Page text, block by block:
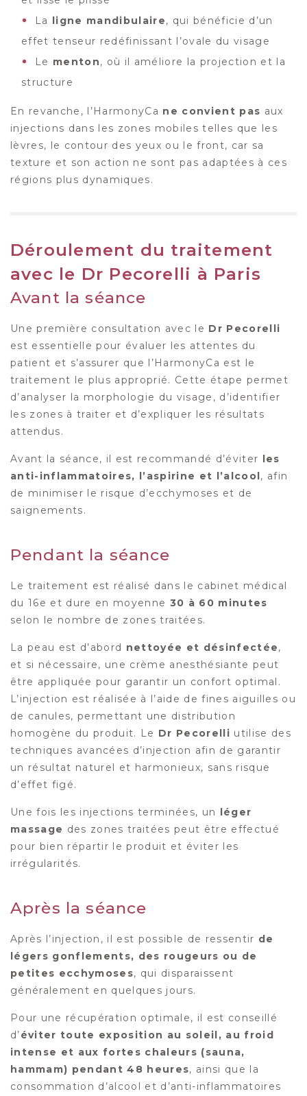
La
ligne mandibulaire, qui bénéficie d’un
effet tenseur redéfinissant l’ovale du visage
Le menton, où il améliore la projection et la
structure
En revanche, l’HarmonyCa ne convient pas aux
injections dans les zones mobiles telles que les
lèvres, le contour des yeux ou le front, car sa
texture et son action ne sont pas adaptées à ces
régions plus dynamiques.
Déroulement du traitement
avec le Dr Pecorelli à Paris
Avant la séance
Une première consultation avec le Dr Pecorelli
est essentielle pour évaluer les attentes du
patient et s’assurer que l’HarmonyCa est le
traitement le plus approprié. Cette étape permet
d’analyser la morphologie du visage, d’identifier
les zones à traiter et d’expliquer les résultats
attendus.
Avant la séance, il est recommandé d’éviter les
anti-inflammatoires, l’aspirine et l’alcool, afin
de minimiser le risque d’ecchymoses et de
saignements.
Pendant la séance
Le traitement est réalisé dans le cabinet médical
du 16e et dure en moyenne 30 à 60 minutes
selon le nombre de zones traitées.
La peau est d’abord nettoyée et désinfectée,
et si nécessaire, une crème anesthésiante peut
être appliquée pour garantir un confort optimal.
L’injection est réalisée à l’aide de fines aiguilles ou
de canules, permettant une distribution
homogène du produit. Le Dr Pecorelli utilise des
techniques avancées d’injection afin de garantir
un résultat naturel et harmonieux, sans risque
d’effet figé.
Une fois les injections terminées, un léger
massage des zones traitées peut être effectué
pour bien répartir le produit et éviter les
irrégularités.
Après la séance
Après l’injection, il est possible de ressentir de
légers gonflements, des rougeurs ou de
petites ecchymoses, qui disparaissent
généralement en quelques jours.
Pour une récupération optimale, il est conseillé
d’éviter toute exposition au soleil, au froid
intense et aux fortes chaleurs (sauna,
hammam) pendant 48 heures, ainsi que la
consommation d’alcool et d’anti-inflammatoires